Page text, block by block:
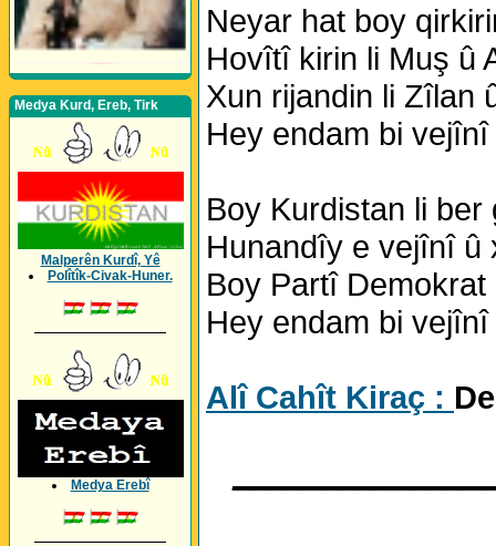
Medya Kurd, Ereb, Tirk
Malperên Kurdî, Yê
Polîtîk-Civak-Huner.
Medya Erebî
Neyar hat boy
Hovîtî kirin li Muş û
Xun rijandin li Zîlan
Hey endam bi
Boy Kurdistan li ber
Hunandîy e vejînî û
Boy Partî
Hey endam bi
Alî Cahît Kiraç :